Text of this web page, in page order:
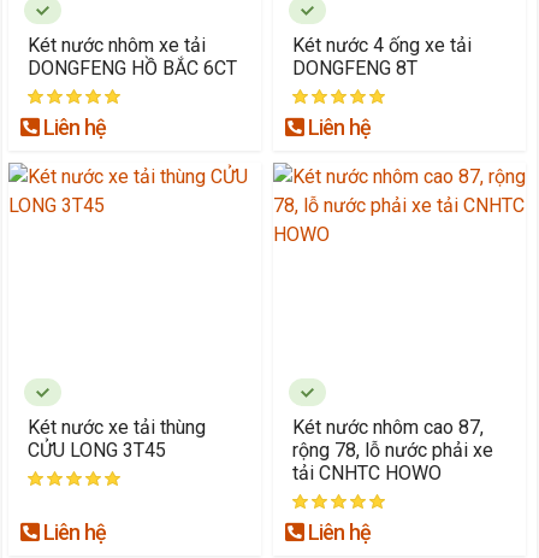
Két nước nhôm xe tải
DONGFENG HỒ BẮC 6CT
Liên hệ
Két nước 4 ống xe tải
DONGFENG 8T
Liên hệ
Két nước xe tải thùng
CỬU LONG 3T45
Liên hệ
Két nước nhôm cao 87,
rộng 78, lỗ nước phải xe
tải CNHTC HOWO
Liên hệ